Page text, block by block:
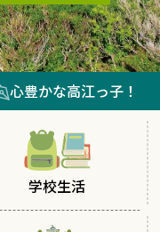
心豊かな高江っ子！
学校生活